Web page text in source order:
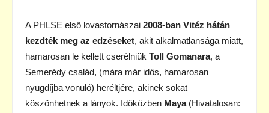
A PHLSE első lovastornászai 2008-ban Vitéz hátán
kezdték meg az edzéseket, akit alkalmatlansága miatt,
hamarosan le kellett cserélniük Toll Gomanara, a
Semerédy család, (mára már idős, hamarosan
nyugdíjba vonuló) heréltjére, akinek sokat
köszönhetnek a lányok. Időközben Maya(Hivatalosan: